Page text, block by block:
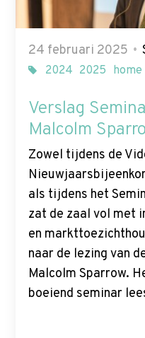
24 februari 2025
2024 2025 home
Verslag
Malcolm
Zowel tijdens de
als tijdens het
zat de zaal vol met
en
naar de lezing van
Malcolm Sparrow.
boeiend seminar